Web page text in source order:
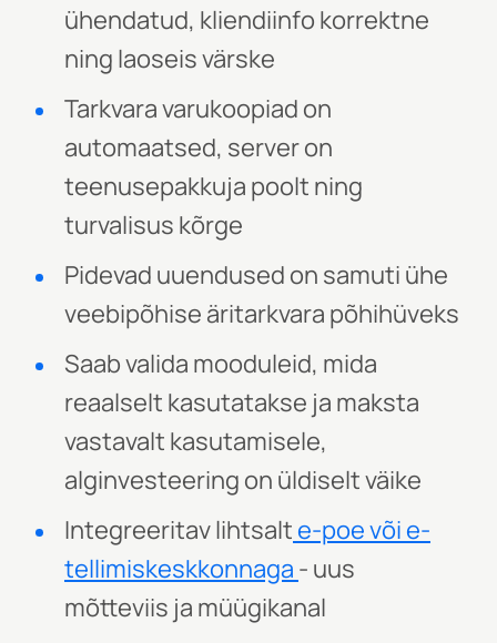
ühendatud, kliendiinfo korrektne
ning laoseis värske
Tarkvara varukoopiad on
automaatsed, server on
teenusepakkuja poolt ning
turvalisus kõrge
Pidevad uuendused on samuti ühe
veebipõhise äritarkvara põhihüveks
Saab valida mooduleid, mida
reaalselt kasutatakse ja maksta
vastavalt kasutamisele,
alginvesteering on üldiselt väike
Integreeritav lihtsalt e-poe või e-
tellimiskeskkonnaga - uus
mõtteviis ja müügikanal